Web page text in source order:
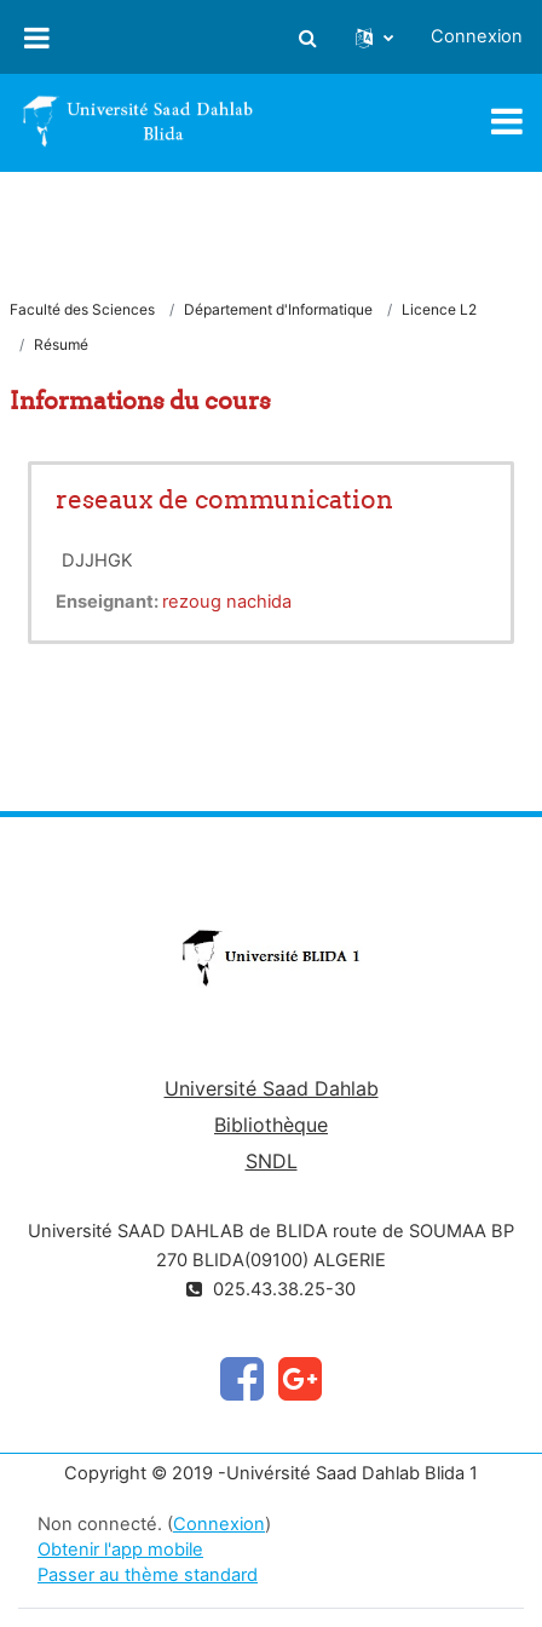
Activer/désactiver la saisie
Connexion
Faculté des Sciences Département d'Informatique
Licence L2
Résumé
Informations du cours
reseaux de communication
DJJHGK
Enseignant: rezoug nachida
Université Saad Dahlab
Bibliothèque
SNDL
Université SAAD DAHLAB de BLIDA route de SOUMAA BP
270 BLIDA(09100) ALGERIE
025.43.38.25-30
Copyright © 2019 -Univérsité Saad Dahlab Blida 1
Non connecté. (Connexion)
Obtenir l'app mobile
Passer au thème standard